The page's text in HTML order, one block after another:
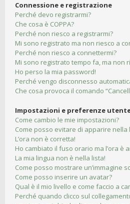
Connessione e registrazione
Perché devo registrarmi?
Che cosa è COPPA?
Perché non riesco a registrarmi?
Mi sono registrato ma non riesco a
Perché non riesco a connettermi?
Mi sono registrato tempo fa, ma non
Ho perso la mia password!
Perché vengo disconnesso
Che cosa provoca il comando
Impostazioni e preferenze
Come cambio le mie impostazioni?
Come posso evitare di apparire nella
L’ora non è corretta!
Ho cambiato il fuso orario ma l’ora è
La mia lingua non è nella lista!
Come posso mostrare un’immagine
Come posso inserire un avatar?
Qual è il mio livello e come faccio a
Perché quando clicco sul